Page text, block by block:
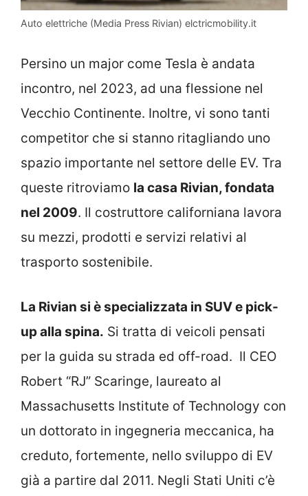
Auto elettriche (Media Press Rivian) elctricmobility.it
Persino un major come Tesla è andata
incontro, nel 2023, ad una flessione nel
Vecchio Continente. Inoltre, vi sono tanti
competitor che si stanno ritagliando uno
spazio importante nel settore delle EV. Tra
queste ritroviamo la casa Rivian, fondata
nel 2009. Il costruttore californiana lavora
su mezzi, prodotti e servizi relativi al
trasporto sostenibile.
La Rivian si è specializzata in SUV e pick-
up alla spina. Si tratta di veicoli pensati
per la guida su strada ed off-road. Il CEO
Robert “RJ” Scaringe, laureato al
Massachusetts Institute of Technology con
un dottorato in ingegneria meccanica, ha
creduto, fortemente, nello sviluppo di EV
già a partire dal 2011. Negli Stati Uniti c’è